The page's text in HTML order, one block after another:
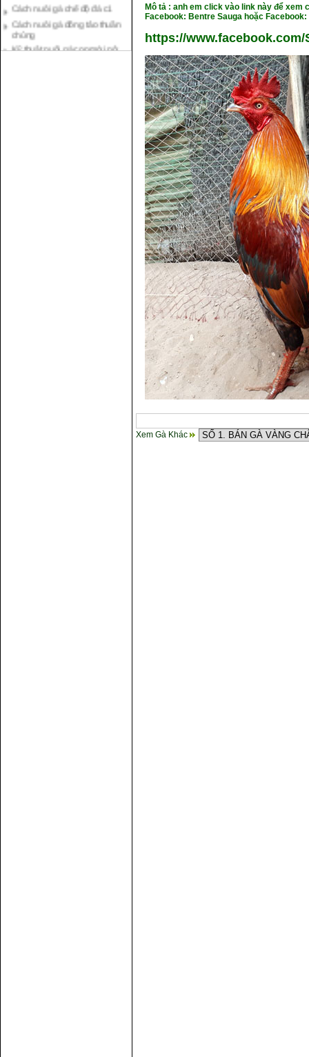
Cách nuôi gà đông tảo thuần
chủng
Kỹ thuật nuôi gà con mới nở
Hướng dẫn nuôi gà đá
Mô tả : anh em click vào link này để
Facebook: Bentre Sauga hoặc Facebook:
https://www.facebook.com/
Xem Gà Khác